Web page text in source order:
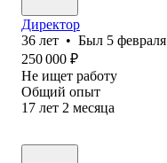
Директор
36 лет • Был 5 февраля
250 000 ₽
Не ищет работу
Общий опыт
17 лет 2 месяца